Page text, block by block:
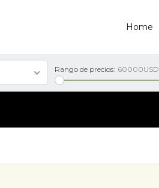
Home
Rango de precios: 60000USD